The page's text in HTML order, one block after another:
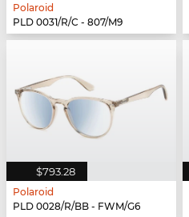
Polaroid
PLD 0031/R/C - 807/M9
$793.28
Polaroid
PLD 0028/R/BB - FWM/G6